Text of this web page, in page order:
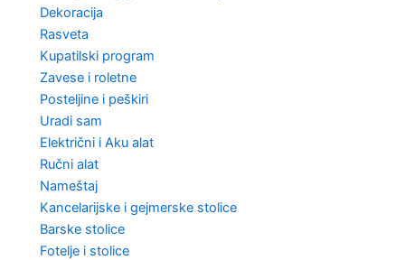
Dekoracija
Rasveta
Kupatilski program
Zavese i roletne
Posteljine i peškiri
Uradi sam
Električni i Aku alat
Ručni alat
Nameštaj
Kancelarijske i gejmerske stolice
Barske stolice
Fotelje i stolice